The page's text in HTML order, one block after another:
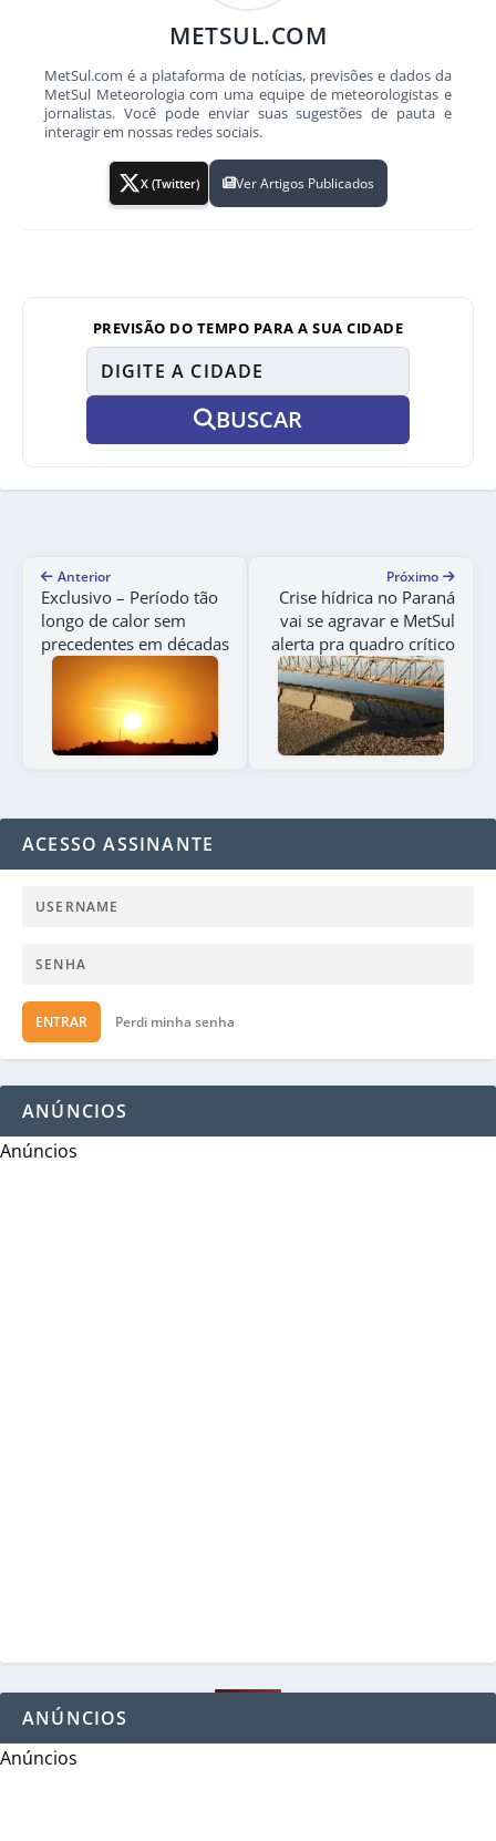
METSUL.COM
MetSul.com é a plataforma de notícias, previsões e dados da
MetSul Meteorologia com uma equipe de meteorologistas e
jornalistas. Você pode enviar suas sugestões de pauta e
interagir em nossas redes sociais.
X (Twitter) Ver Artigos Publicados
PREVISÃO DO TEMPO PARA A SUA CIDADE
BUSCAR
Anterior
Exclusivo – Período tão
longo de calor sem
precedentes em décadas
Próximo
Crise hídrica no Paraná
vai se agravar e MetSul
alerta pra quadro crítico
ACESSO ASSINANTE
ENTRAR Perdi minha senha
ANÚNCIOS
Anúncios
ANÚNCIOS
Anúncios